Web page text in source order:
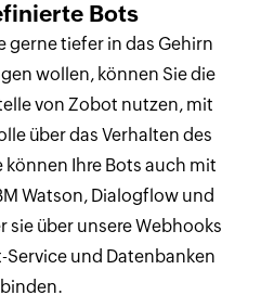
Bots
gerne tiefer in das Gehirn
wollen, können Sie die
von Zobot nutzen, mit
über das Verhalten des
Ihre Bots auch mit
Watson, Dialogflow und
sie über unsere Webhooks
und Datenbanken